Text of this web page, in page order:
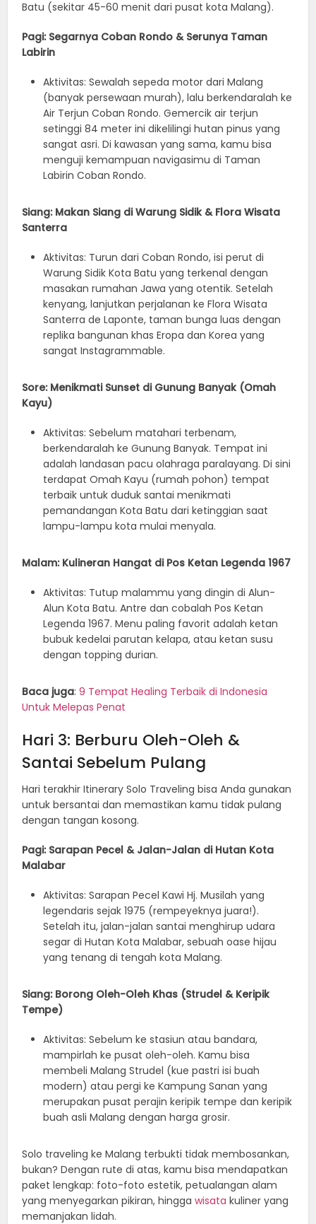
Batu (sekitar 45-60 menit dari pusat kota Malang).
Pagi: Segarnya Coban Rondo & Serunya Taman
Labirin
Aktivitas: Sewalah sepeda motor dari Malang
(banyak persewaan murah), lalu berkendaralah ke
Air Terjun Coban Rondo. Gemercik air terjun
setinggi 84 meter ini dikelilingi hutan pinus yang
sangat asri. Di kawasan yang sama, kamu bisa
menguji kemampuan navigasimu di Taman
Labirin Coban Rondo.
Siang: Makan Siang di Warung Sidik & Flora Wisata
Santerra
Aktivitas: Turun dari Coban Rondo, isi perut di
Warung Sidik Kota Batu yang terkenal dengan
masakan rumahan Jawa yang otentik. Setelah
kenyang, lanjutkan perjalanan ke Flora Wisata
Santerra de Laponte, taman bunga luas dengan
replika bangunan khas Eropa dan Korea yang
sangat Instagrammable.
Sore: Menikmati Sunset di Gunung Banyak (Omah
Kayu)
Aktivitas: Sebelum matahari terbenam,
berkendaralah ke Gunung Banyak. Tempat ini
adalah landasan pacu olahraga paralayang. Di sini
terdapat Omah Kayu (rumah pohon) tempat
terbaik untuk duduk santai menikmati
pemandangan Kota Batu dari ketinggian saat
lampu-lampu kota mulai menyala.
Malam: Kulineran Hangat di Pos Ketan Legenda 1967
Aktivitas: Tutup malammu yang dingin di Alun-
Alun Kota Batu. Antre dan cobalah Pos Ketan
Legenda 1967. Menu paling favorit adalah ketan
bubuk kedelai parutan kelapa, atau ketan susu
dengan topping durian.
Baca juga:9 Tempat Healing Terbaik di Indonesia
Untuk Melepas Penat
Hari 3: Berburu Oleh-Oleh &
Santai Sebelum Pulang
Hari terakhir Itinerary Solo Traveling bisa Anda gunakan
untuk bersantai dan memastikan kamu tidak pulang
dengan tangan kosong.
Pagi: Sarapan Pecel & Jalan-Jalan di Hutan Kota
Malabar
Aktivitas: Sarapan Pecel Kawi Hj. Musilah yang
legendaris sejak 1975 (rempeyeknya juara!).
Setelah itu, jalan-jalan santai menghirup udara
segar di Hutan Kota Malabar, sebuah oase hijau
yang tenang di tengah kota Malang.
Siang: Borong Oleh-Oleh Khas (Strudel & Keripik
Tempe)
Aktivitas: Sebelum ke stasiun atau bandara,
mampirlah ke pusat oleh-oleh. Kamu bisa
membeli Malang Strudel (kue pastri isi buah
modern) atau pergi ke Kampung Sanan yang
merupakan pusat perajin keripik tempe dan keripik
buah asli Malang dengan harga grosir.
Solo traveling ke Malang terbukti tidak membosankan,
bukan? Dengan rute di atas, kamu bisa mendapatkan
paket lengkap: foto-foto estetik, petualangan alam
yang menyegarkan pikiran, hinggawisata kuliner yang
memanjakan lidah.